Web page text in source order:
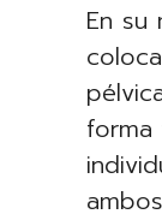
En su